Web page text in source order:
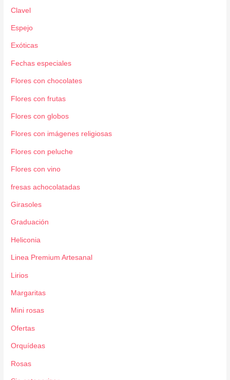
Clavel
Espejo
Exóticas
Fechas especiales
Flores con chocolates
Flores con frutas
Flores con globos
Flores con imágenes religiosas
Flores con peluche
Flores con vino
fresas achocolatadas
Girasoles
Graduación
Heliconia
Linea Premium Artesanal
Lirios
Margaritas
Mini rosas
Ofertas
Orquídeas
Rosas